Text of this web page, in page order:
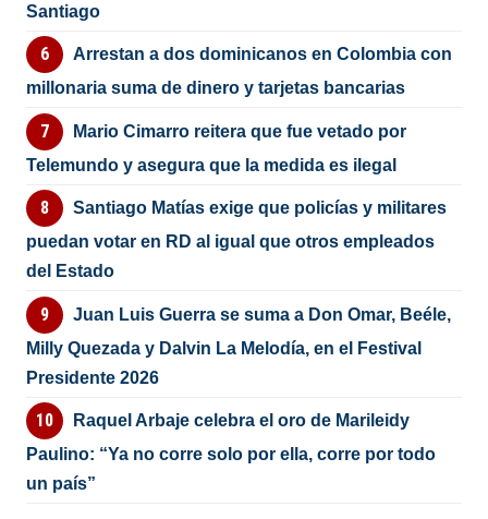
Santiago
Arrestan a dos dominicanos en Colombia con
millonaria suma de dinero y tarjetas bancarias
Mario Cimarro reitera que fue vetado por
Telemundo y asegura que la medida es ilegal
Santiago Matías exige que policías y militares
puedan votar en RD al igual que otros empleados
del Estado
Juan Luis Guerra se suma a Don Omar, Beéle,
Milly Quezada y Dalvin La Melodía, en el Festival
Presidente 2026
Raquel Arbaje celebra el oro de Marileidy
Paulino: “Ya no corre solo por ella, corre por todo
un país”